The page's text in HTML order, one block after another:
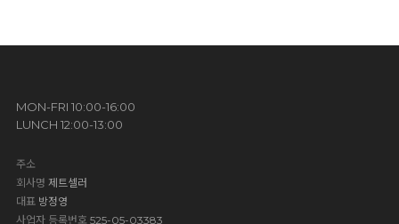
MON-FRI 10:00-16:00
LUNCH 12:00-13:00
주소
회사명 제트셀러
대표방정영
사업자 등록번호 525-05-03383